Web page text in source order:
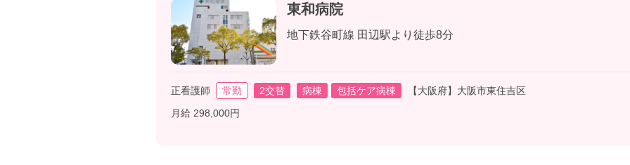
東和病院
地下鉄谷町線 田辺駅より徒歩8分
正看護師 常勤 2交替 病棟 包括ケア病棟
【大阪府】大阪市東住吉区
月給 298,000円